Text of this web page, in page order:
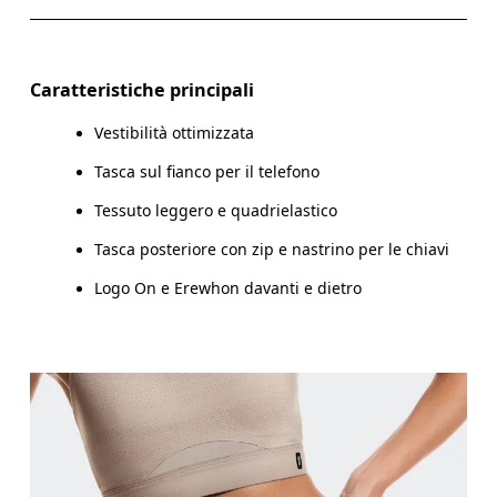
Come prendere le misure
Caratteristiche principali
Vestibilità ottimizzata
Tasca sul fianco per il telefono
Tessuto leggero e quadrielastico
Tasca posteriore con zip e nastrino per le chiavi
Logo On e Erewhon davanti e dietro